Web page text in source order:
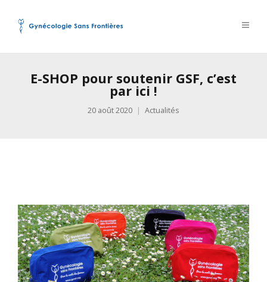
E-SHOP pour soutenir GSF, c’est
par ici !
20 août 2020 Actualités